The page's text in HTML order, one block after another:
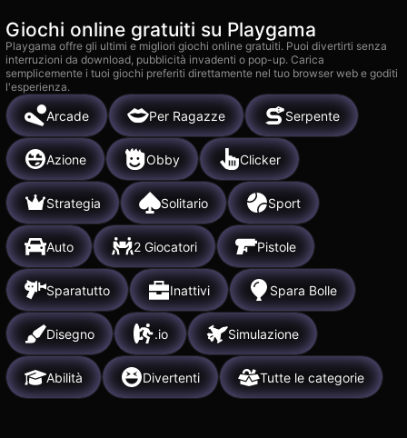
Giochi online gratuiti su Playgama
Playgama offre gli ultimi e migliori giochi online gratuiti. Puoi divertirti senza
interruzioni da download, pubblicità invadenti o pop-up. Carica
semplicemente i tuoi giochi preferiti direttamente nel tuo browser web e goditi
l'esperienza.
Arcade Per Ragazze Serpente
Azione Obby Clicker
Strategia Solitario Sport
Auto 2 Giocatori Pistole
Sparatutto Inattivi Spara Bolle
Disegno .io Simulazione
Abilità Divertenti Tutte le categorie